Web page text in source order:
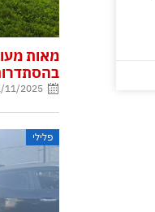
מאות
11/2025
פלילי